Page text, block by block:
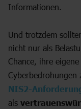
Informationen.
Und trotzdem
nicht nur als
Chance, ihre
Cyberbedrohungen
NIS2-
als